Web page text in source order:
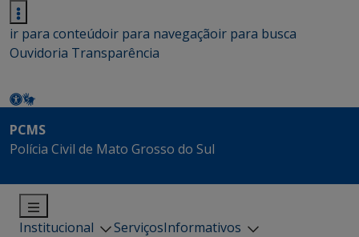
ir para conteúdoir para navegaçãoir para busca
Ouvidoria Transparência
PCMS
Polícia Civil de Mato Grosso do Sul
Institucional ServiçosInformativos